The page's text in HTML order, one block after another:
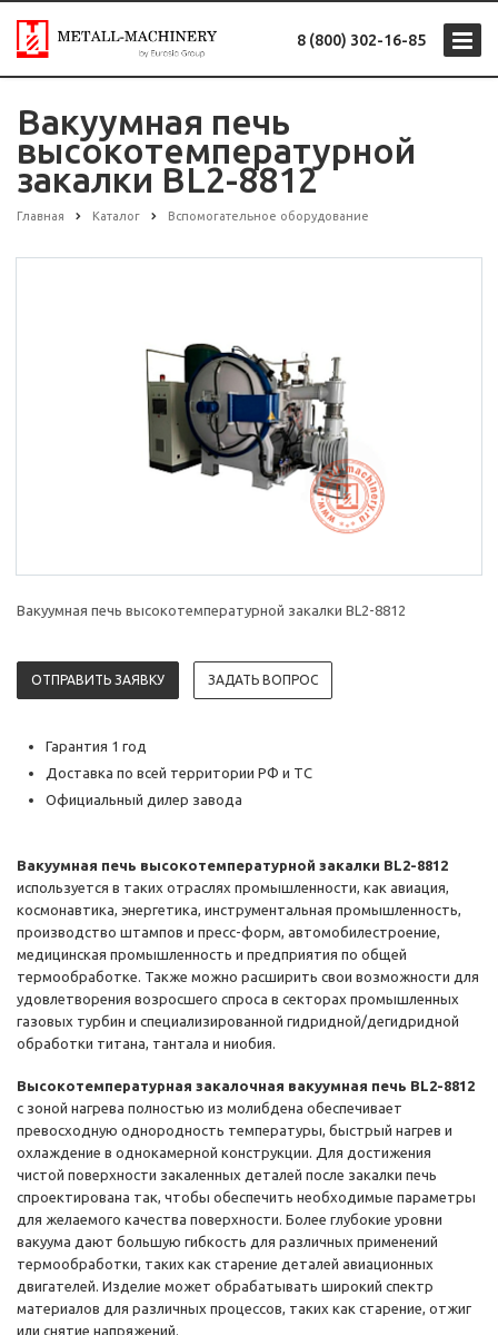
8 (800) 302-16-85
Вакуумная печь
высокотемпературной
закалки BL2-8812
Главная Каталог Вспомогательное оборудование
Вакуумная печь высокотемпературной закалки BL2-8812
ОТПРАВИТЬ ЗАЯВКУ ЗАДАТЬ ВОПРОС
Гарантия 1 год
Доставка по всей территории РФ и ТС
Официальный дилер завода
Вакуумная печь высокотемпературной закалки BL2-8812
используется в таких отраслях промышленности, как авиация,
космонавтика, энергетика, инструментальная промышленность,
производство штампов и пресс-форм, автомобилестроение,
медицинская промышленность и предприятия по общей
термообработке. Также можно расширить свои возможности для
удовлетворения возросшего спроса в секторах промышленных
газовых турбин и специализированной гидридной/дегидридной
обработки титана, тантала и ниобия.
Высокотемпературная закалочная вакуумная печь BL2-8812
с зоной нагрева полностью из молибдена обеспечивает
превосходную однородность температуры, быстрый нагрев и
охлаждение в однокамерной конструкции. Для достижения
чистой поверхности закаленных деталей после закалки печь
спроектирована так, чтобы обеспечить необходимые параметры
для желаемого качества поверхности. Более глубокие уровни
вакуума дают большую гибкость для различных применений
термообработки, таких как старение деталей авиационных
двигателей. Изделие может обрабатывать широкий спектр
материалов для различных процессов, таких как старение, отжиг
или снятие напряжений.